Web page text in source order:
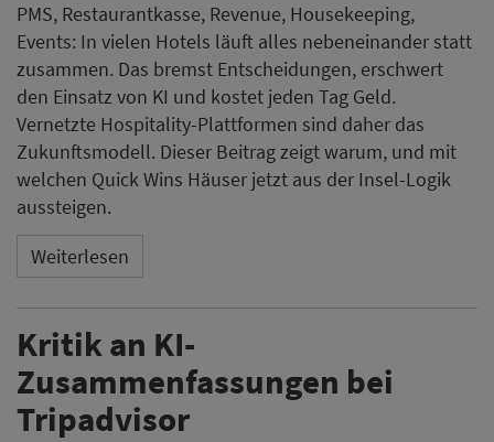
PMS, Restaurantkasse, Revenue, Housekeeping,
Events: In vielen Hotels läuft alles nebeneinander statt
zusammen. Das bremst Entscheidungen, erschwert
den Einsatz von KI und kostet jeden Tag Geld.
Vernetzte Hospitality-Plattformen sind daher das
Zukunftsmodell. Dieser Beitrag zeigt warum, und mit
welchen Quick Wins Häuser jetzt aus der Insel-Logik
aussteigen.
Weiterlesen
Kritik an KI-
Zusammenfassungen bei
Tripadvisor